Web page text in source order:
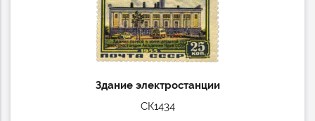
Здание электростанции
СК1434